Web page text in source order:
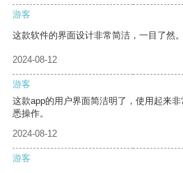
游客
这款软件的界面设计非常简洁，一目了然。
2024-08-12
游客
这款app的用户界面简洁明了，使用起来
悉操作。
2024-08-12
游客